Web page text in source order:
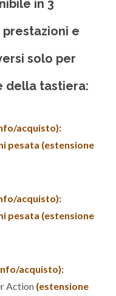
in 3
e
solo per
della tastiera:
acquisto):
pesata (estensione
acquisto):
pesata (estensione
acquisto):
Action (estensione